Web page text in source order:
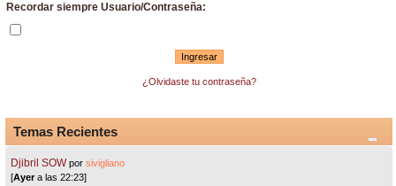
Recordar siempre Usuario/Contraseña:
¿Olvidaste tu contraseña?
Temas Recientes
Djibril SOW porsivigliano
[Ayera las 22:23]